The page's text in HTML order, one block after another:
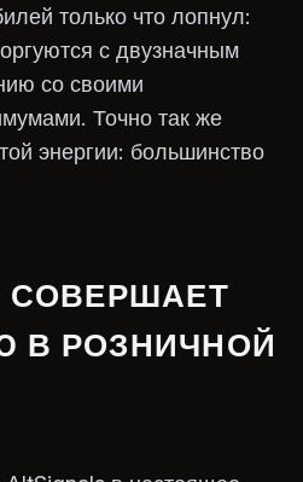
только что лопнул:
с двузначным
со своими
Точно так же
энергии: большинство
СОВЕРШАЕТ
В РОЗНИЧНОЙ